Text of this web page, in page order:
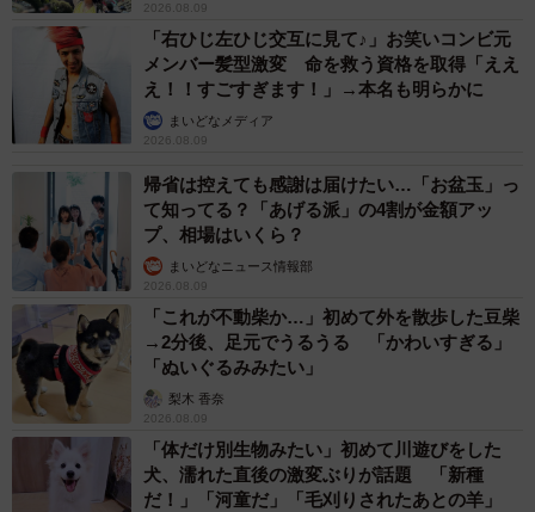
2026.08.09
「右ひじ左ひじ交互に見て♪」お笑いコンビ元
メンバー髪型激変 命を救う資格を取得「ええ
え！！すごすぎます！」→本名も明らかに
まいどなメディア
2026.08.09
帰省は控えても感謝は届けたい…「お盆玉」っ
て知ってる？「あげる派」の4割が金額アッ
プ、相場はいくら？
まいどなニュース情報部
2026.08.09
「これが不動柴か…」初めて外を散歩した豆柴
→2分後、足元でうるうる 「かわいすぎる」
「ぬいぐるみみたい」
梨木 香奈
2026.08.09
「体だけ別生物みたい」初めて川遊びをした
犬、濡れた直後の激変ぶりが話題 「新種
だ！」「河童だ」「毛刈りされたあとの羊」